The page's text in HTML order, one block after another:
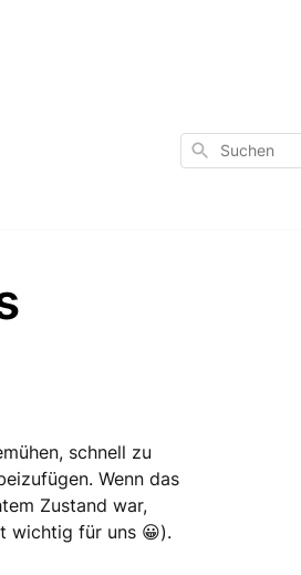
Suchen
schnell zu
Wenn das
Zustand war,
wichtig für uns 😀).